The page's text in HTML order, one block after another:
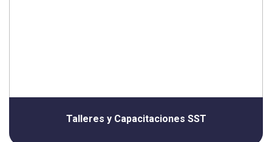
Talleres y Capacitaciones SST